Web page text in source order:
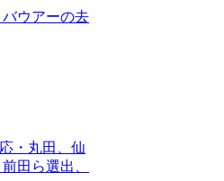
ウアーの去
・丸田、仙
田ら選出、